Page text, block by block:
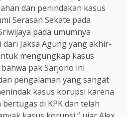
dan penindakan kasus
Serasan Sekate pada
pada umumnya
Jaksa Agung yang akhir-
mengungkap kasus
pak Sarjono ini
pengalaman yang sangat
kasus korupsi karena
di KPK dan telah